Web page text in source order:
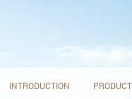
INTRODUCTION